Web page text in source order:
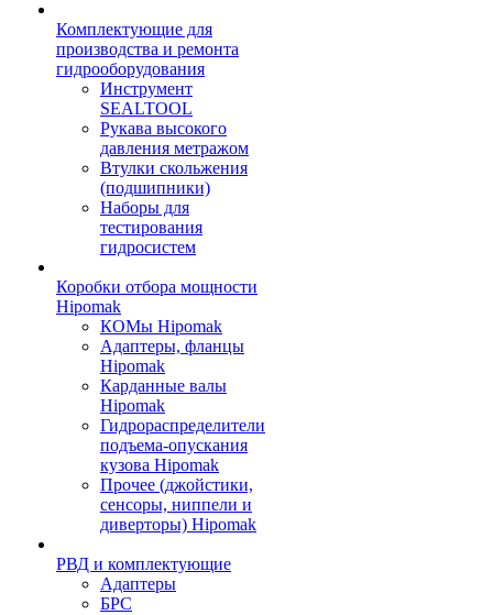
Комплектующие для
производства и ремонта
гидрооборудования
Инструмент
SEALTOOL
Рукава высокого
давления метражом
Втулки скольжения
(подшипники)
Наборы для
тестирования
гидросистем
Коробки отбора мощности
Hipomak
КОМы Hipomak
Адаптеры, фланцы
Hipomak
Карданные валы
Hipomak
Гидрораспределители
подъема-опускания
кузова Hipomak
Прочее (джойстики,
сенсоры, ниппели и
диверторы) Hipomak
РВД и комплектующие
Адаптеры
БРС